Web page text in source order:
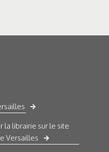
la librairie sur le site
Versailles